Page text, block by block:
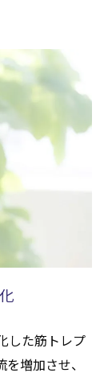
した筋トレプ
増加させ、